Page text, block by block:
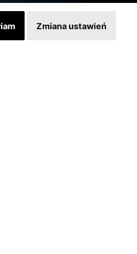
Zmiana ustawień